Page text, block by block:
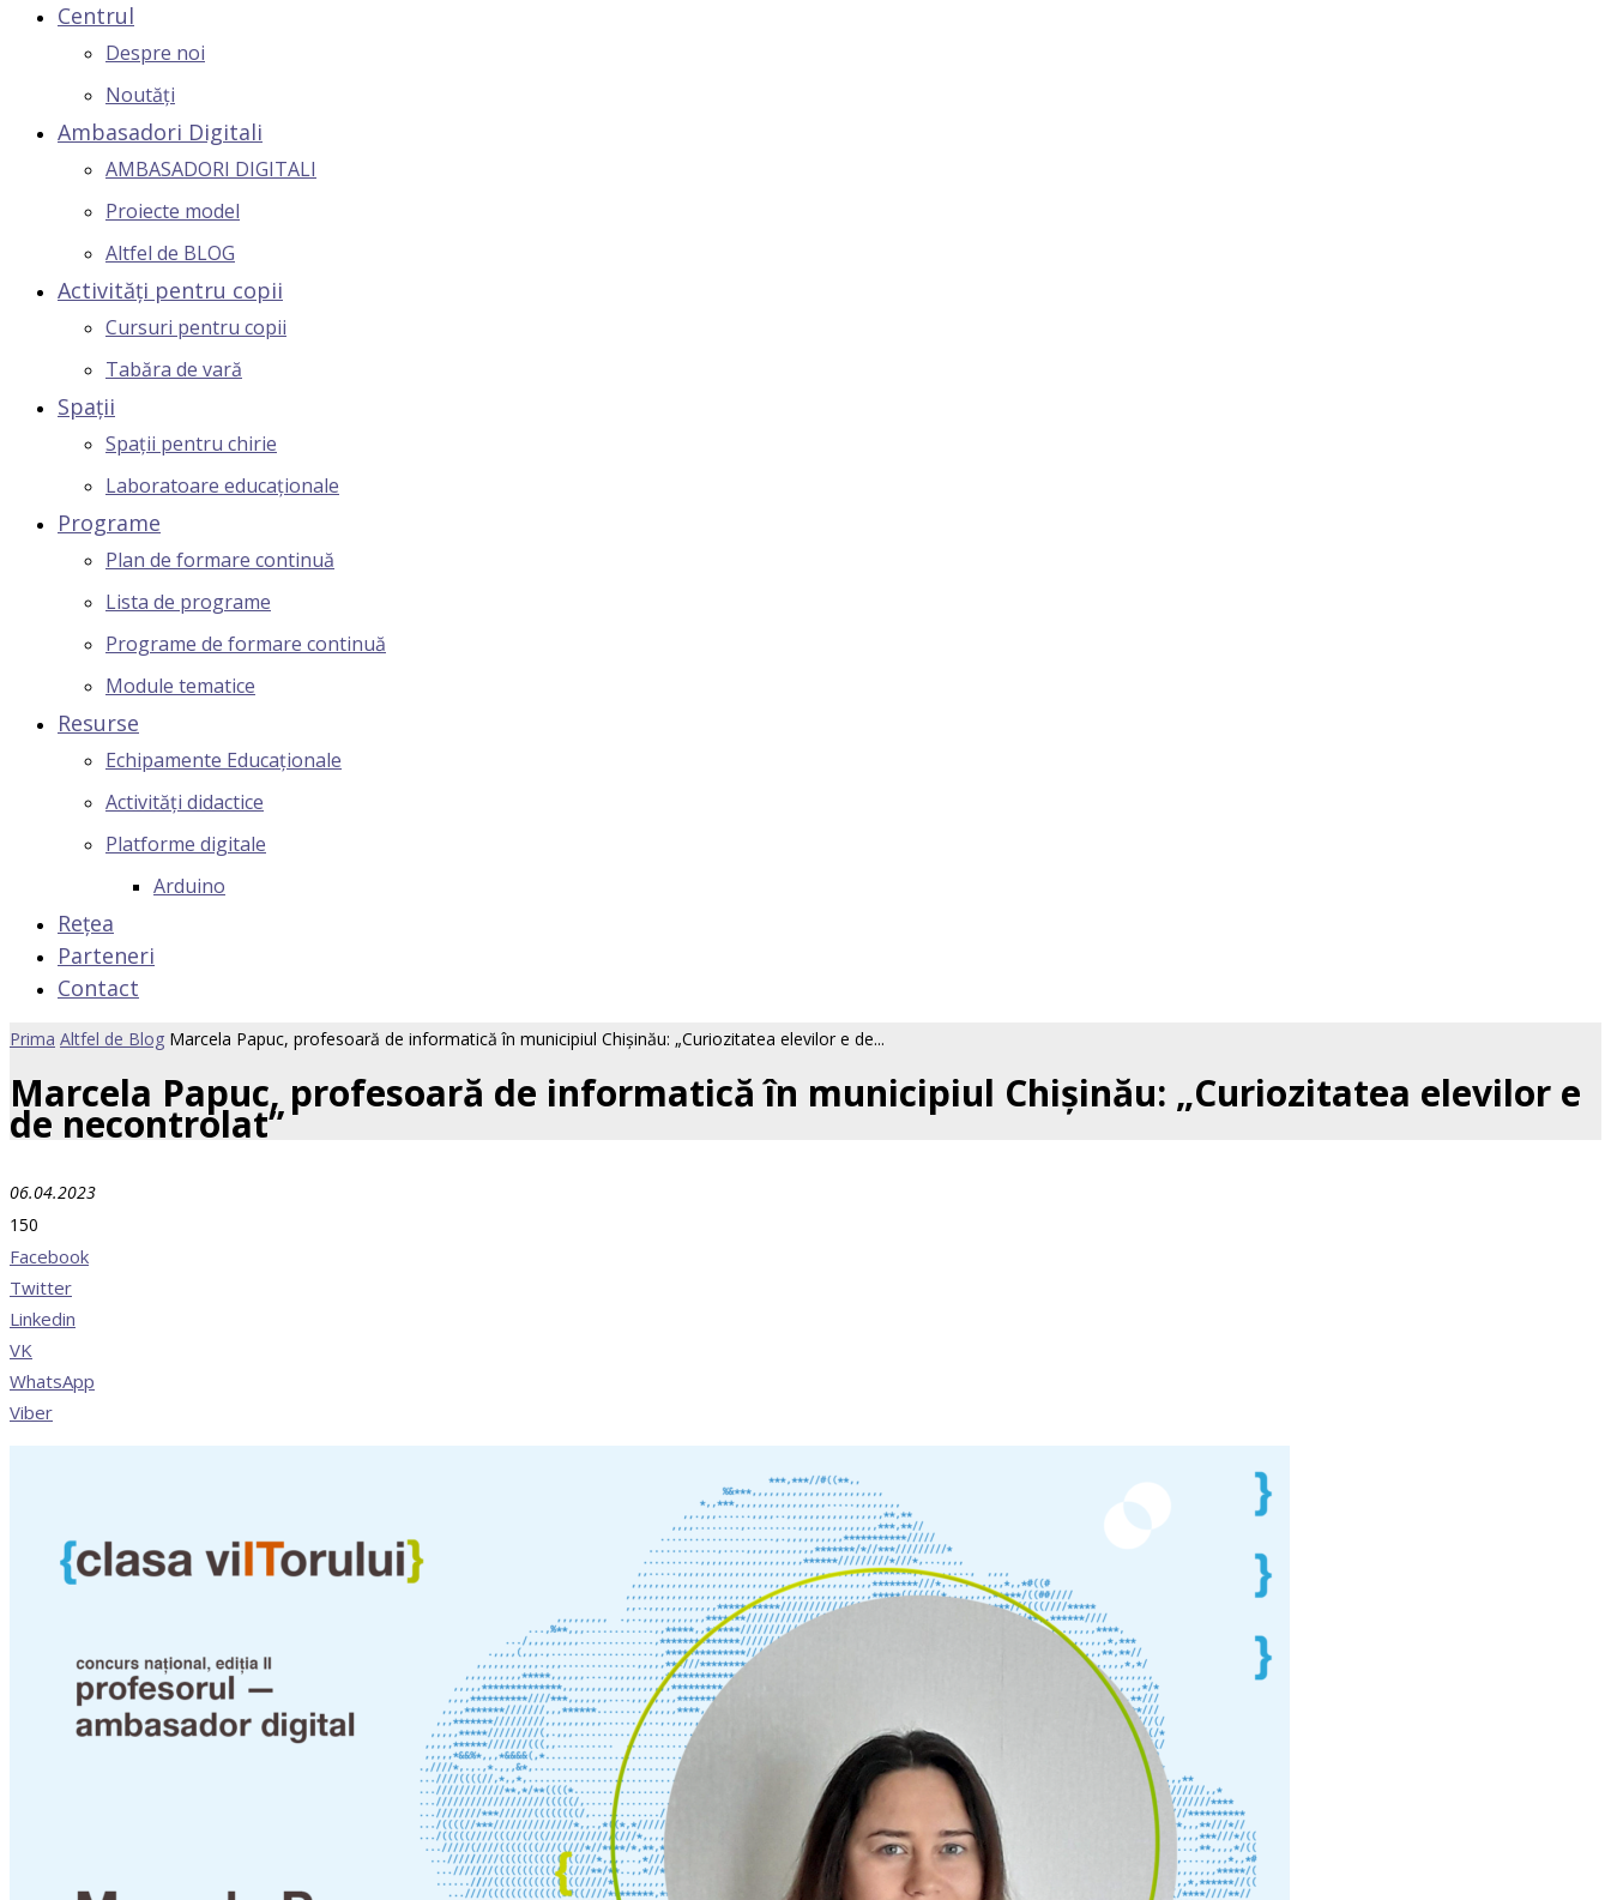
Centrul
Despre noi
Noutăți
Ambasadori Digitali
AMBASADORI DIGITALI
Proiecte model
Altfel de BLOG
Activități pentru copii
Cursuri pentru copii
Tabăra de vară
Spații
Spații pentru chirie
Laboratoare educaționale
Programe
Plan de formare continuă
Lista de programe
Programe de formare continuă
Module tematice
Resurse
Echipamente Educaționale
Activități didactice
Platforme digitale
Arduino
Rețea
Parteneri
Contact
Prima Altfel de Blog Marcela Papuc, profesoară de informatică în municipiul Chișinău: „Curiozitatea elevilor e de...
Marcela Papuc, profesoară de informatică în municipiul Chișinău: „Curiozitatea elevilor e
de necontrolat”
06.04.2023
150
Facebook
Twitter
Linkedin
VK
WhatsApp
Viber